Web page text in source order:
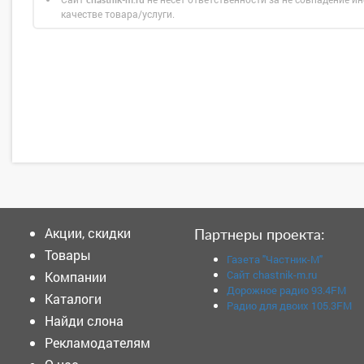
качестве товара/услуги.
Акции, скидки
Товары
Компании
Каталоги
Найди слона
Рекламодателям
Партнеры проекта:
Газета "Частник-М"
Сайт chastnik-m.ru
Дорожное радио 93.4FM
Радио для двоих 105.3FM